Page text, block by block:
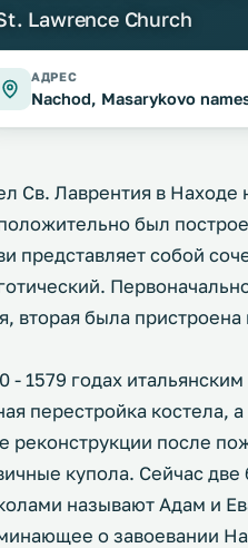
Lawrence Church
АДРЕС
Nachod, Masarykovo
Св. Лаврентия в Находе
был
представляет собой
вторая была пристроена
- 1579 годах
перестройка костела,
реконструкции после
купола. Сейчас
называют Адам и
о завоевании